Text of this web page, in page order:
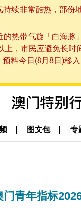
续非常酷热，部
热带气旋「白海
，市民应避免长
料今日(8月8日)移
图文包 专
青年指标